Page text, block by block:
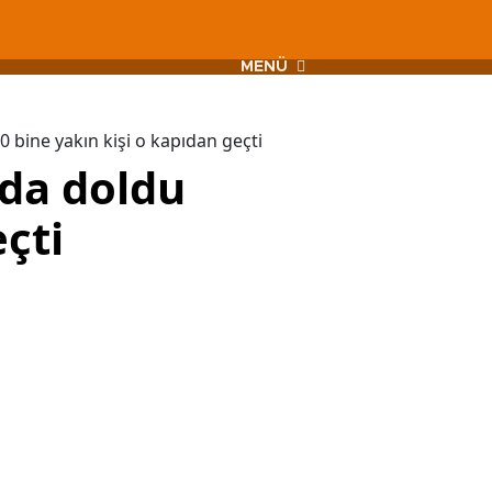
MENÜ
yakın kişi o kapıdan geçti
doldu